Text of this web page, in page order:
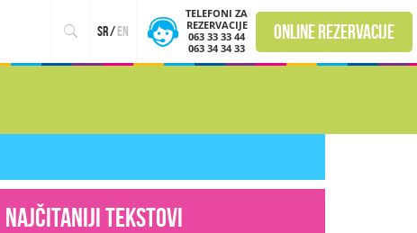
sr/en
TELEFONI ZA
REZERVACIJE
063 33 33 44
063 34 34 33
online rezervacije
Najčitaniji tekstovi